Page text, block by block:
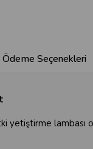
Ödeme Seçenekleri
yetiştirme lambası